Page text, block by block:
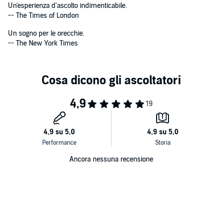
Un'esperienza d'ascolto indimenticabile.
-- The Times of London
Un sogno per le orecchie.
-- The New York Times
Ancora nessuna recensione